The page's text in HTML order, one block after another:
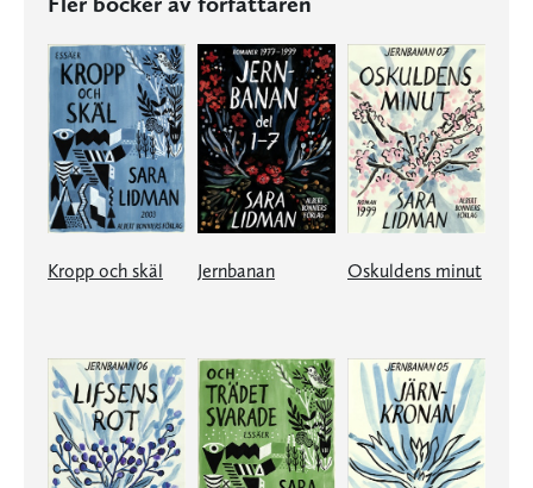
Kropp och skäl Jernbanan Oskuldens minut